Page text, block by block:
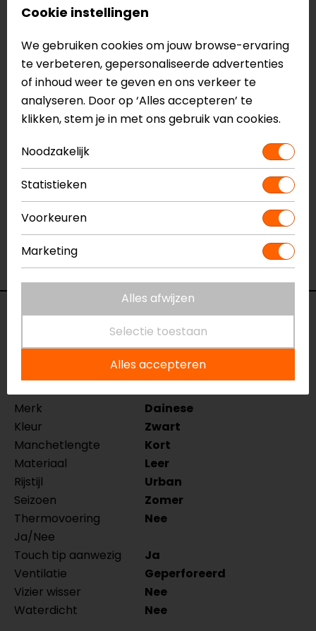
Zachte knokkelprotector
Deels geperforeerde bovenhand
Dainese Smart Touch
Elastische inzetstukken
CE EN 13594, level 1
Meer informatie nodig?
Heb je meer informatie nodig over dit product?
Neem dancontactmet ons op of kom langs in één
vanonze winkels
in Breda, Capelle aan den IJssel,
Eindhoven, Vianen of Apeldoorn. In de winkels kun je
het product bekijken & passen en staan onze
verkoopmedewerkers voor je klaar met advies.
Bekijk onze andere
zomer motorhandschoenen.
Specificaties
Naam
Blackjack 2 Dames
Motorhandschoenen
Merk
Dainese
Kleur
Zwart
Manchetlengte
Kort
Materiaal
Leer
Rijstijl
Urban
Seizoen
Zomer
Thermovoering
Ja/Nee
Nee
Touch tip aanwezig
Ja
Ventilatie
Geperforeerd
Vizier wisser
Nee
Waterdicht
Nee
Cookie instellingen
We gebruiken cookies om jouw browse-ervaring
te verbeteren, gepersonaliseerde advertenties
of inhoud weer te geven en ons verkeer te
analyseren. Door op ‘Alles accepteren’ te
klikken, stem je in met ons gebruik van cookies.
Noodzakelijk
Statistieken
Voorkeuren
Marketing
Alles afwijzen
Selectie toestaan
Alles accepteren